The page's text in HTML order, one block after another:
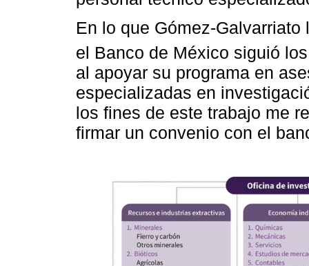
En lo que Gómez-Galvarriato
el Banco de México siguió
al apoyar su programa en
especializadas en
los fines de este trabajo me
firmar un convenio con el